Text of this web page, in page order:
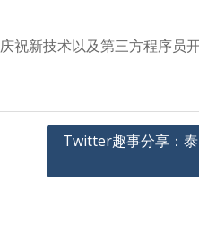
新技术以及第三方程序员开
Twitter趣事分享：